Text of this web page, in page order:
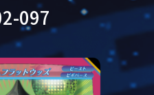
097